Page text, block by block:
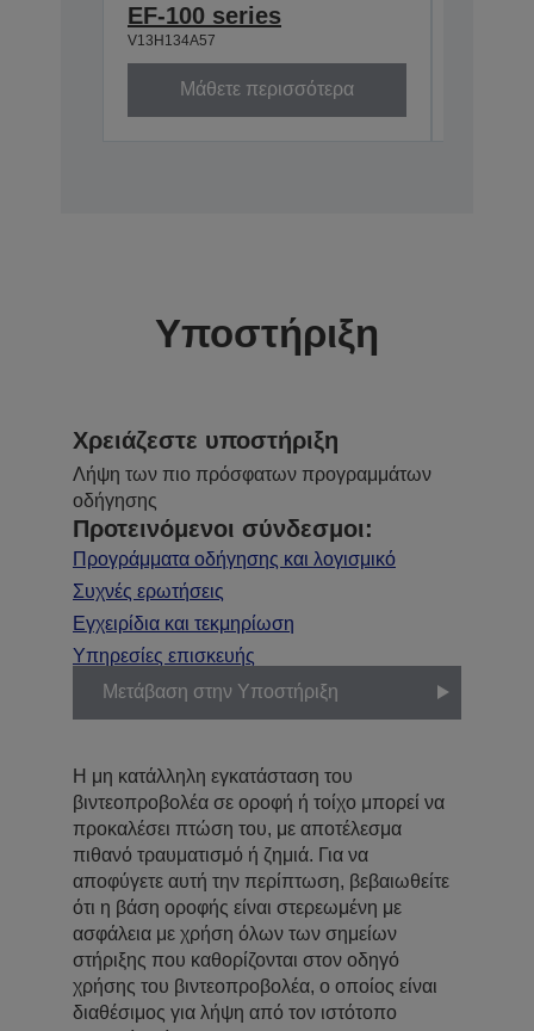
EF-100 series
V13H134A57
Μάθετε περισσότερα
Υποστήριξη
Χρειάζεστε υποστήριξη
Λήψη των πιο πρόσφατων προγραμμάτων
οδήγησης
Προτεινόμενοι σύνδεσμοι:
Προγράμματα οδήγησης και λογισμικό
Συχνές ερωτήσεις
Εγχειρίδια και τεκμηρίωση
Υπηρεσίες επισκευής
Μετάβαση στην Υποστήριξη
Η μη κατάλληλη εγκατάσταση του
βιντεοπροβολέα σε οροφή ή τοίχο μπορεί να
προκαλέσει πτώση του, με αποτέλεσμα
πιθανό τραυματισμό ή ζημιά. Για να
αποφύγετε αυτή την περίπτωση, βεβαιωθείτε
ότι η βάση οροφής είναι στερεωμένη με
ασφάλεια με χρήση όλων των σημείων
στήριξης που καθορίζονται στον οδηγό
χρήσης του βιντεοπροβολέα, ο οποίος είναι
διαθέσιμος για λήψη από τον ιστότοπο